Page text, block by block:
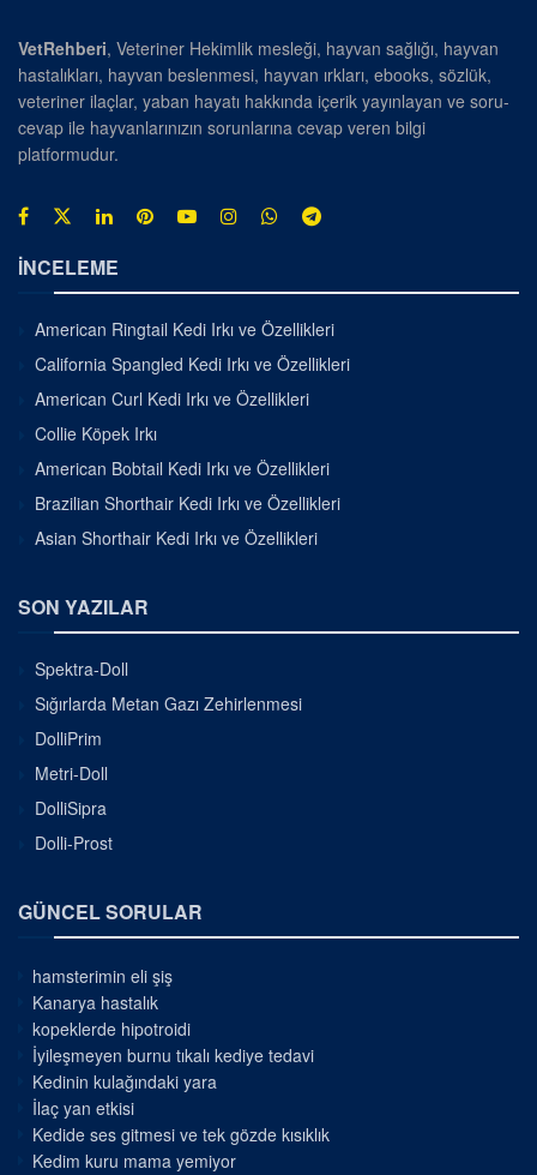
VetRehberi, Veteriner Hekimlik mesleği, hayvan sağlığı, hayvan
hastalıkları, hayvan beslenmesi, hayvan ırkları, ebooks, sözlük,
veteriner ilaçlar, yaban hayatı hakkında içerik yayınlayan ve soru-
cevap ile hayvanlarınızın sorunlarına cevap veren bilgi
platformudur.
İNCELEME
American Ringtail Kedi Irkı ve Özellikleri
California Spangled Kedi Irkı ve Özellikleri
American Curl Kedi Irkı ve Özellikleri
Collie Köpek Irkı
American Bobtail Kedi Irkı ve Özellikleri
Brazilian Shorthair Kedi Irkı ve Özellikleri
Asian Shorthair Kedi Irkı ve Özellikleri
SON YAZILAR
Spektra-Doll
Sığırlarda Metan Gazı Zehirlenmesi
DolliPrim
Metri-Doll
DolliSipra
Dolli-Prost
GÜNCEL SORULAR
hamsterimin eli şiş
Kanarya hastalık
kopeklerde hipotroidi
İyileşmeyen burnu tıkalı kediye tedavi
Kedinin kulağındaki yara
İlaç yan etkisi
Kedide ses gitmesi ve tek gözde kısıklık
Kedim kuru mama yemiyor